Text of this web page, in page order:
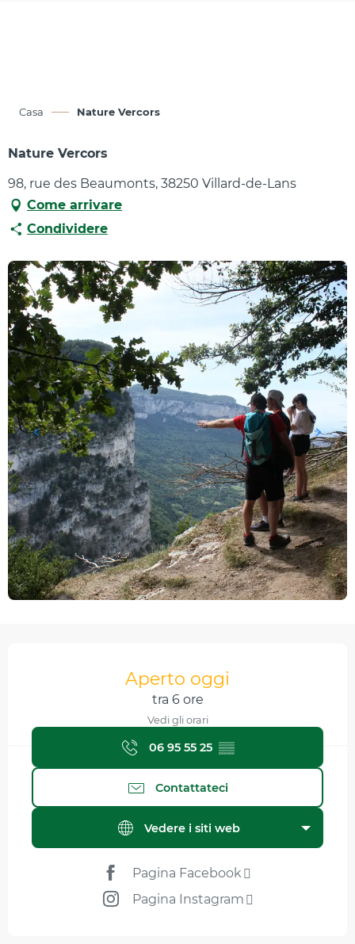
Casa Nature Vercors
Nature Vercors
98, rue des Beaumonts, 38250 Villard-de-Lans
Come arrivare
Condividere
Orari e contattiAperto oggi
tra 6 ore
Vedi gli orari
06 95 55 25 ▒▒
Contattateci
Vedere i siti web
Pagina Facebook
Pagina Instagram